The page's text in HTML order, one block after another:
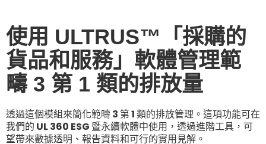
使用 ULTRUS™「採購的
貨品和服務」軟體管理範
疇 3 第 1 類的排放量
透過這個模組來簡化範疇 3 第 1 類的排放管理。這項功能可在
我們的 UL 360 ESG 暨永續軟體中使用，透過進階工具，可
望帶來數據透明、報告資料和可行的實用見解。